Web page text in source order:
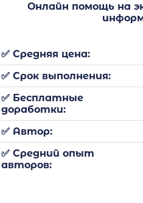
Онлайн помощь на
✅ Средняя цена:
✅ Срок выполнения:
✅ Бесплатные
доработки:
✅ Автор:
✅ Средний опыт
авторов: